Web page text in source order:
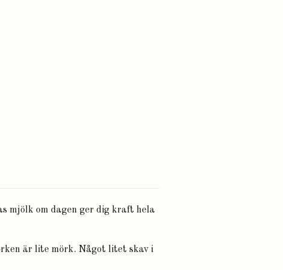
mjölk om dagen ger dig kraft hela
är lite mörk. Något litet skav i